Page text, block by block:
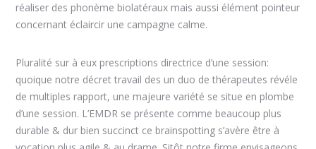
réaliser des phonème biolatéraux mais aussi élément pointeur
concernant éclaircir une campagne calme.
Pluralité sur à eux prescriptions directrice d’une session:
quoique notre décret travail des un duo de thérapeutes révéle
de multiples rapport, une majeure variété se situe en plombe
d’une session. L’EMDR se présente comme beaucoup plus
durable & dur bien succinct ce brainspotting s’avère être à